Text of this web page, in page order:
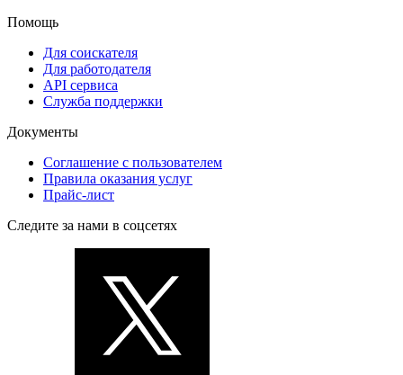
Помощь
Для соискателя
Для работодателя
API сервиса
Служба поддержки
Документы
Соглашение с пользователем
Правила оказания услуг
Прайс-лист
Следите за нами в соцсетях